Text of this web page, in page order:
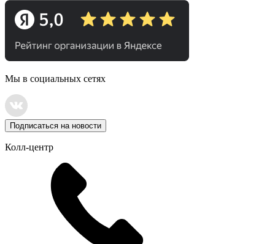
Мы в социальных сетях
Подписаться на новости
Колл-центр